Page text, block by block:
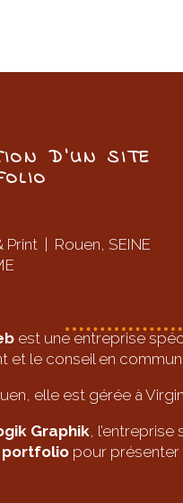
D’UN SITE
Print | Rouen, SEINE
est une entreprise
et le conseil en
elle est gérée à
Graphik, l’entreprise
portfolio pour présenter